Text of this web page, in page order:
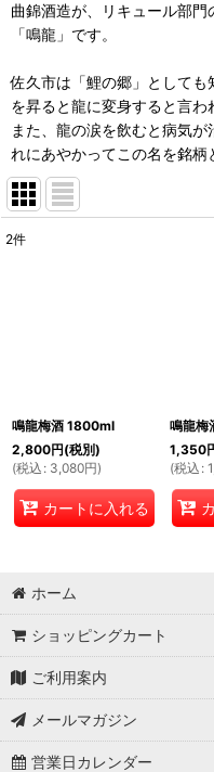
曲錦酒造が、リキュール部
「鳴龍」です。
佐久市は「鯉の郷」として
を昇ると龍に変身すると言わ
また、龍の涙を飲むと病気
れにあやかってこの名を銘柄
2件
鳴龍梅酒 1800ml
2,800円(税別)
(税込 : 3,080円)
カートに入れる
鳴龍梅
1,350
(税込 :
ホーム
ショッピングカート
ご利用案内
メールマガジン
営業日カレンダー